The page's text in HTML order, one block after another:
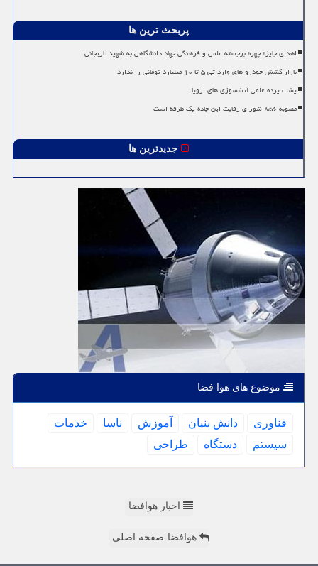
پربحث ترین ها
اهدای جایزه چهره برجسته علمی و فرهنگی جهاد دانشگاهی به شهید لاریجانی
بازار کشش خودرو های وارداتی ۵ تا ۱۰ میلیارد تومانی را ندارد
پشت پرده علمی آتشسوزی های اروپا
مصوبه ۸۵۶ شورای رقابت این جاده یک طرفه است
جدیدترین ها
موضوع های هوا فضا
فناوری دانش بنیان آموزش ناسا
خدمات
سیستم
دستگاه طراحی
اخبار هوافضا
هوافضا-صفحه اصلی